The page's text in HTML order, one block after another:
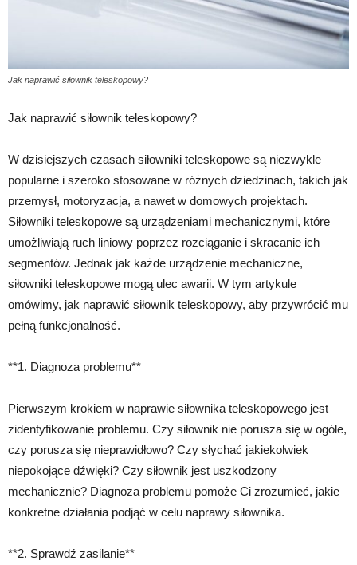
Jak naprawić siłownik teleskopowy?
Jak naprawić siłownik teleskopowy?
W dzisiejszych czasach siłowniki teleskopowe są niezwykle
popularne i szeroko stosowane w różnych dziedzinach, takich jak
przemysł, motoryzacja, a nawet w domowych projektach.
Siłowniki teleskopowe są urządzeniami mechanicznymi, które
umożliwiają ruch liniowy poprzez rozciąganie i skracanie ich
segmentów. Jednak jak każde urządzenie mechaniczne,
siłowniki teleskopowe mogą ulec awarii. W tym artykule
omówimy, jak naprawić siłownik teleskopowy, aby przywrócić mu
pełną funkcjonalność.
**1. Diagnoza problemu**
Pierwszym krokiem w naprawie siłownika teleskopowego jest
zidentyfikowanie problemu. Czy siłownik nie porusza się w ogóle,
czy porusza się nieprawidłowo? Czy słychać jakiekolwiek
niepokojące dźwięki? Czy siłownik jest uszkodzony
mechanicznie? Diagnoza problemu pomoże Ci zrozumieć, jakie
konkretne działania podjąć w celu naprawy siłownika.
**2. Sprawdź zasilanie**